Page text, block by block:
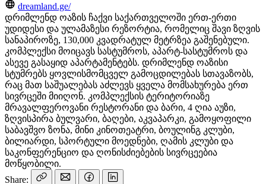
dreamland.ge/
დრიმლენდ ოაზის ჩაქვი საქართველოში ერთ-ერთი
უდიდესი და ულამაზესი რეზორტია, რომელიც შავი ზღვის
სანაპიროზე, 130,000 კვადრატულ მეტრზეა გაშენებული.
კომპლექსი მოიცავს სასტუმროს, აპარტ-სასტუმროს და
ასევე გასაყიდ აპარტამენტებს. დრიმლენდ ოაზისი
სტუმრებს ყოვლისმომცველ გამოცდილებას სთავაზობს,
რაც მათ საშუალებას აძლევს ყველა მომსახურება ერთ
სივრცეში მიიღონ. კომპლექსის ტერიტორიაზე
მრავალფეროვანი რესტორანი და ბარი, 4 ღია აუზი,
ზღვისპირა ბულვარი, ბაღები, აკვაპარკი, გამოყოფილი
საბავშვო ზონა, მინი კინოთეატრი, ბოულინგ კლუბი,
ბილიარდი, სპორტული მოედნები, ღამის კლუბი და
საკონფერენციო და ღონისძიებების სივრცეებია
მოწყობილი.
Share: